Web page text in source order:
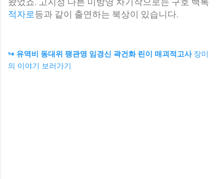
적자로등과 같이 출연하는 북상이 있습니다.
↪ 유역비 동대위 팽관영 임경신 곽건화 린이 매괴적고사장미
의 이야기 보러가기